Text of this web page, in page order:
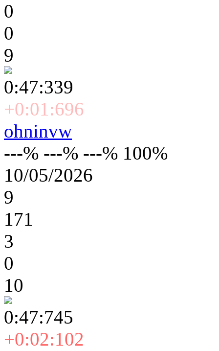
0
0
9
0:47:339
+0:01:696
ohninvw
---% ---% ---% 100%
10/05/2026
9
171
3
0
10
0:47:745
+0:02:102